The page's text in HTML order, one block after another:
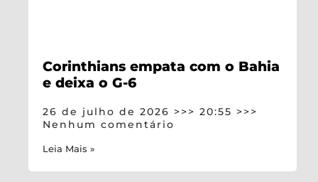
Corinthians empata com o Bahia
e deixa o G-6
26 de julho de 2026
20:55
Nenhum comentário
Leia Mais »